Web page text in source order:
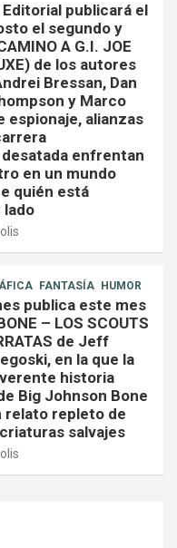
publicará el
el segundo y
A G.I. JOE
de los autores
Bressan, Dan
y Marco
espionaje, alianzas
enfrentan
en un mundo
quién está
lado
FANTASÍA HUMOR
publica este mes
– LOS SCOUTS
de Jeff
en la que la
historia
Big Johnson Bone
relato repleto de
salvajes